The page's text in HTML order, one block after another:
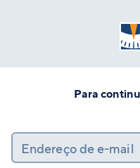
Para
Endereço de e-mail